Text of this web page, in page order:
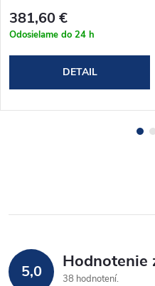
381,60 €
Odosielame do 24 h
DETAIL
5,0 Hodnotenie
38 hodnotení